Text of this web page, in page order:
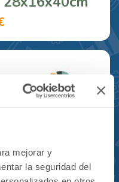
mejorar y
la seguridad del